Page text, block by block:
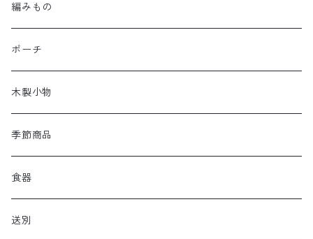
編みもの
ポーチ
木製小物
季節商品
食器
送別